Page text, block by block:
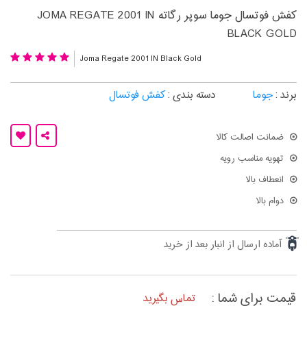
کفش فوتسال جوما سوپر رگاته JOMA REGATE 2001 IN
BLACK GOLD
Joma Regate 2001 IN Black Gold
برند :جوما دسته بندی :کفش فوتسال
ضمانت اصالت کالا
تهویه مناسب رویه
انعطاف بالا
دوام بالا
آماده ارسال از انبار بعد از خرید
قیمت برای شما : تماس بگیرید